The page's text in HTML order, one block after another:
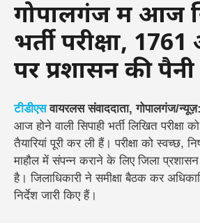
गोपालगंज में आज
भर्ती परीक्षा, 1761
पर प्रशासन की
टीडीएसवायरलस संवाददाता, गोपालगंज/न्यूज़:
आज होने वाली सिपाही भर्ती लिखित
तैयारियां पूरी कर ली हैं। परीक्षा को स्वच्छ,
माहौल में संपन्न कराने के लिए जिला
है। जिलाधिकारी ने समीक्षा बैठक कर
निर्देश जारी किए हैं।